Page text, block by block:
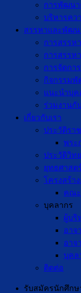
การพัฒน
บริหารคว
สรรหาและพัฒน
การสรรห
การสรร
การจัดการ
กิจกรรม
แนะนำบุค
ร่วมงานกั
เกี่ยวกับเรา
ประวัติรา
พระ
ประวัติวิท
ยุทธศาสต
โครงสร้า
คณะ
บุคลากร
ผู้บริ
อาจ
อาจ
บุคล
ติดต่อ
รับสมัครนักศึกษ